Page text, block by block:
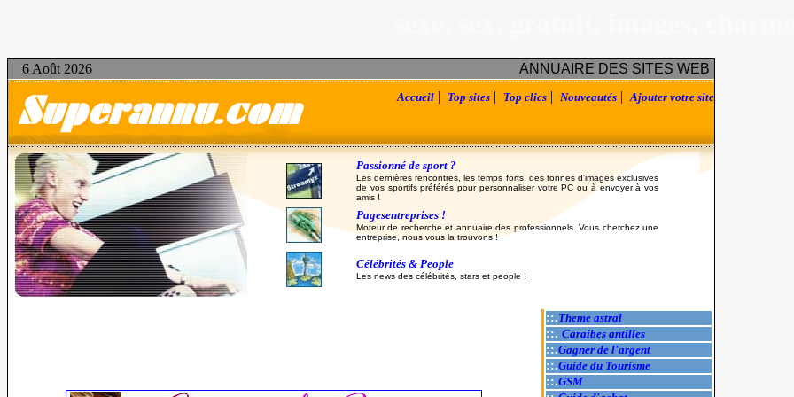
6 Août 2026 ANNUAIRE DES SITES WEB
Accueil | Top sites | Top clics | Nouveautés |Ajouter votre site
Passionné de sport ?
Les dernières rencontres, les temps forts, des tonnes d'images exclusives
de vos sportifs préférés pour personnaliser votre PC ou à envoyer à vos
amis !
Pagesentreprises !
Moteur de recherche et annuaire des professionnels. Vous cherchez une
entreprise, nous vous la trouvons !
Célébrités & People
Les news des célébrités, stars et people !
::.Theme astral
::. Caraibes antilles
::.Gagner de l'argent
::.Guide du Tourisme
::.GSM